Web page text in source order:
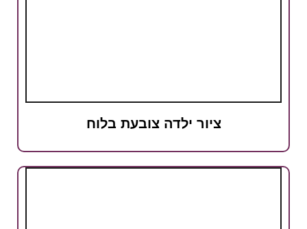
ציור ילדה צובעת בלוח